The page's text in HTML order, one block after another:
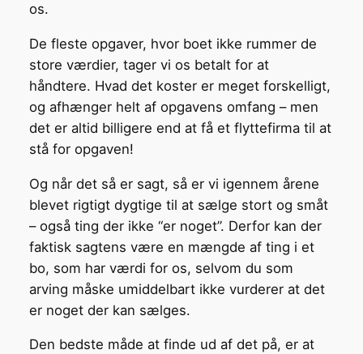
os.
De fleste opgaver, hvor boet ikke rummer de
store værdier, tager vi os betalt for at
håndtere. Hvad det koster er meget forskelligt,
og afhænger helt af opgavens omfang – men
det er altid billigere end at få et flyttefirma til at
stå for opgaven!
Og når det så er sagt, så er vi igennem årene
blevet rigtigt dygtige til at sælge stort og småt
– også ting der ikke “er noget”. Derfor kan der
faktisk sagtens være en mængde af ting i et
bo, som har værdi for os, selvom du som
arving måske umiddelbart ikke vurderer at det
er noget der kan sælges.
Den bedste måde at finde ud af det på, er at